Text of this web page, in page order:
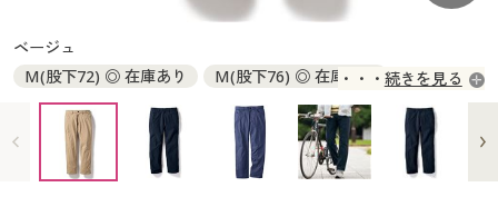
大きいサイズ 事務・制服
カタログ・チラシからのご注文
デジタルカタログ
カタログ無料プレゼント
カタログ無料プレゼント
会員メニュー
ベージュ
M(股下72) ◎ 在庫あり
M(股下76) ◎ 在庫あり
L(股下72) ◎ 在庫あり
L(股下76) ◎ 在庫あり
LL(股下72) ◎ 在庫あり
LL(股下76) ◎ 在庫あり
3L(股下72) ◎ 在庫あり
3L(股下76) ◎ 在庫あり
続きを見る